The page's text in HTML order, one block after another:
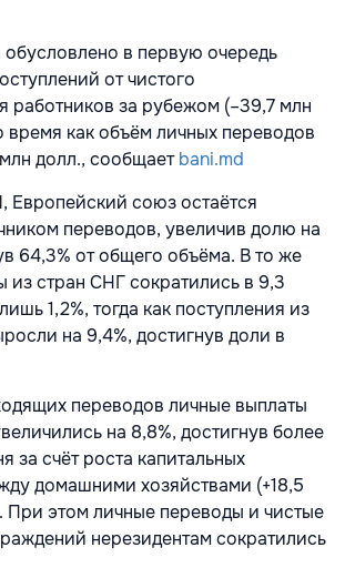
в первую очередь
от чистого
работников за рубежом (–39,7 млн
как объём личных переводов
долл., сообщаетbani.md
союз остаётся
переводов, увеличив долю на
64,3% от общего объёма. В то же
из стран СНГ сократились в 9,3
1,2%, тогда как поступления из
на 9,4%, достигнув доли в
переводов личные выплаты
на 8,8%, достигнув более
за счёт роста капитальных
домашними хозяйствами (+18,5
этом личные переводы и чистые
нерезидентам сократились